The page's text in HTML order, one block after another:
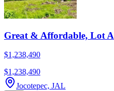
Great & Affordable, Lot A
$1,238,490
$1,238,490
Jocotepec, JAL